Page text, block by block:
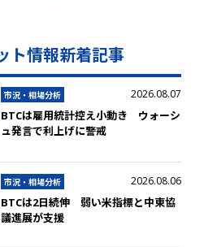
ト情報新着記事
市況・相場分析 2026.08.07
BTCは雇用統計控え小動き ウォーシ
ュ発言で利上げに警戒
市況・相場分析 2026.08.06
BTCは2日続伸 弱い米指標と中東協
議進展が支援